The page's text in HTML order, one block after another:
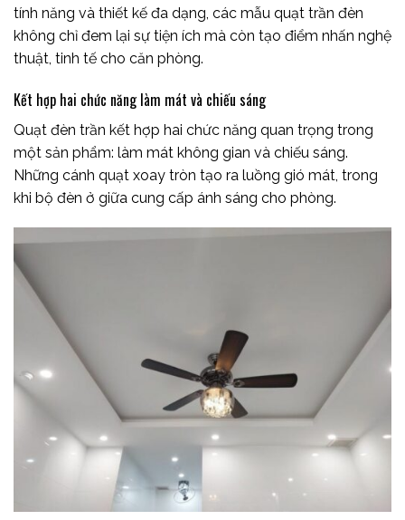
tính năng và thiết kế đa dạng, các mẫu quạt trần đèn
không chỉ đem lại sự tiện ích mà còn tạo điểm nhấn nghệ
thuật, tinh tế cho căn phòng.
Kết hợp hai chức năng làm mát và chiếu sáng
Quạt đèn trần kết hợp hai chức năng quan trọng trong
một sản phẩm: làm mát không gian và chiếu sáng.
Những cánh quạt xoay tròn tạo ra luồng gió mát, trong
khi bộ đèn ở giữa cung cấp ánh sáng cho phòng.